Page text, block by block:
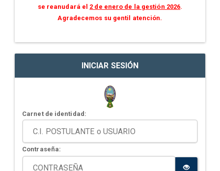
se reanudará el 2 de enero de la gestión 2026.
Agradecemos su gentil atención.
INICIAR SESIÓN
Carnet de identidad:
Contraseña: